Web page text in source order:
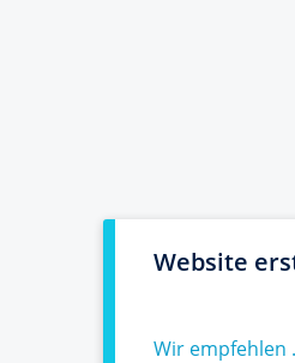
Website
Wir empfehlen